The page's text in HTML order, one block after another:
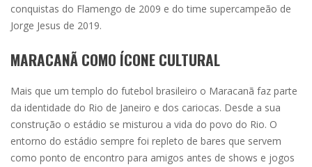
conquistas do Flamengo de 2009 e do time supercampeão de
Jorge Jesus de 2019.
MARACANÃ COMO ÍCONE CULTURAL
Mais que um templo do futebol brasileiro o Maracanã faz parte
da identidade do Rio de Janeiro e dos cariocas. Desde a sua
construção o estádio se misturou a vida do povo do Rio. O
entorno do estádio sempre foi repleto de bares que servem
como ponto de encontro para amigos antes de shows e jogos